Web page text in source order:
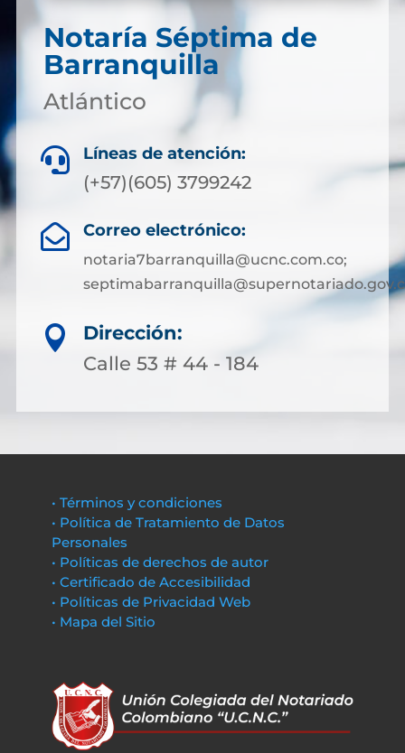
Notaría Séptima de
Barranquilla
Atlántico
 Líneas de atención:
(+57)(605) 3799242
 Correo electrónico:
notaria7barranquilla@ucnc.com.co;

Dirección:
Calle 53 # 44 - 184
• Términos y condiciones
• Política de Tratamiento de Datos
Personales
• Políticas de derechos de autor
• Certificado de Accesibilidad
• Políticas de Privacidad Web
• Mapa del Sitio